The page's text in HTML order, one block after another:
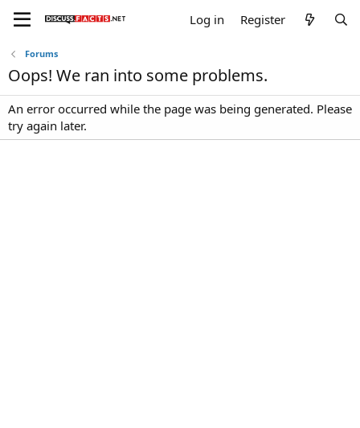
Log in Register
Forums
Oops! We ran into some problems.
An error occurred while the page was being generated. Please
try again later.